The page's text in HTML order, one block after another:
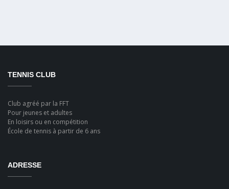
TENNIS CLUB
Club agréé par la FFT
Pour jeunes et adultes
En loisirs ou en compétition
École de tennis à partir de 6 ans
ADRESSE